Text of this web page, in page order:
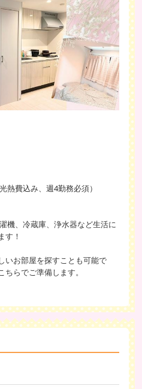
熱費込み、週4勤務必須）
機、冷蔵庫、浄水器など生活に
す！
いお部屋を探すことも可能で
らでご準備します。